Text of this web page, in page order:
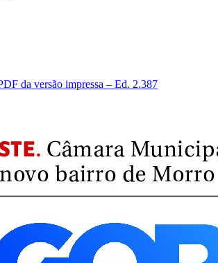
da versão impressa – Ed. 2.387